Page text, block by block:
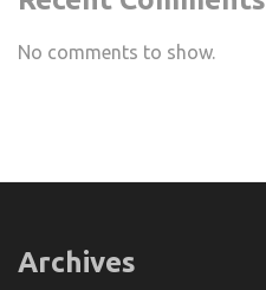
No comments to show.
Archives